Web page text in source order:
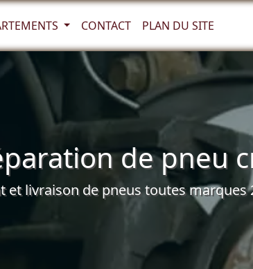
CONTACT PLAN DU SITE
de pneu
et livraison de pneus toutes